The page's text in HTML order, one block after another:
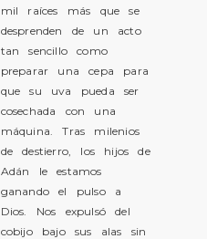
mil raíces más que se
desprenden de un acto
tan sencillo como
preparar una cepa para
que su uva pueda ser
cosechada con una
máquina. Tras milenios
de destierro, los hijos de
Adán le estamos
ganando el pulso a
Dios. Nos expulsó del
cobijo bajo sus alas sin